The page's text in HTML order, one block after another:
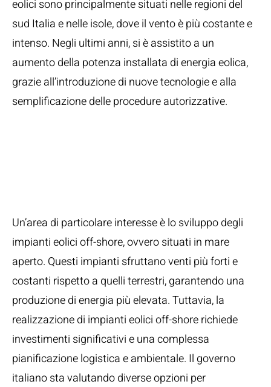
eolici sono principalmente situati nelle regioni del
sud Italia e nelle isole, dove il vento è più costante e
intenso. Negli ultimi anni, si è assistito a un
aumento della potenza installata di energia eolica,
grazie all’introduzione di nuove tecnologie e alla
semplificazione delle procedure autorizzative.
Un’area di particolare interesse è lo sviluppo degli
impianti eolici off-shore, ovvero situati in mare
aperto. Questi impianti sfruttano venti più forti e
costanti rispetto a quelli terrestri, garantendo una
produzione di energia più elevata. Tuttavia, la
realizzazione di impianti eolici off-shore richiede
investimenti significativi e una complessa
pianificazione logistica e ambientale. Il governo
italiano sta valutando diverse opzioni per